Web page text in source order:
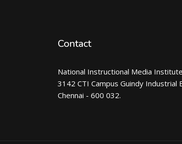
Contact
National Instructional Media
3142 CTI Campus Guindy Industrial
Chennai - 600 032.